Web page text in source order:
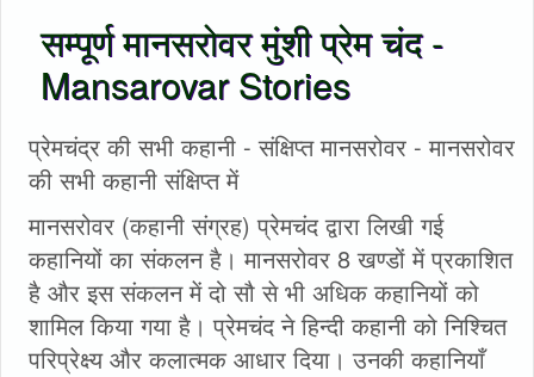
सम्पूर्ण मानसरोवर मुंशी प्रेम चंद -
Mansarovar Stories
प्रेमचंद्र की सभी कहानी - संक्षिप्त मानसरोवर - मानसरोवर
की सभी कहानी संक्षिप्त में
मानसरोवर (कहानी संग्रह) प्रेमचंद द्वारा लिखी गई
कहानियों का संकलन है। मानसरोवर 8 खण्डों में प्रकाशित
है और इस संकलन में दो सौ से भी अधिक कहानियों को
शामिल किया गया है। प्रेमचंद ने हिन्दी कहानी को निश्चित
परिप्रेक्ष्य और कलात्मक आधार दिया। उनकी कहानियाँ